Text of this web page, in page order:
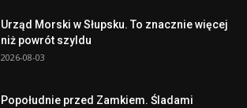
Urząd Morski w Słupsku. To znacznie więcej
niż powrót szyldu
2026-08-03
Popołudnie przed Zamkiem. Śladami